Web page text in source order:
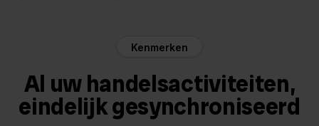
Kenmerken
Al uw handelsactiviteiten,
eindelijk gesynchroniseerd